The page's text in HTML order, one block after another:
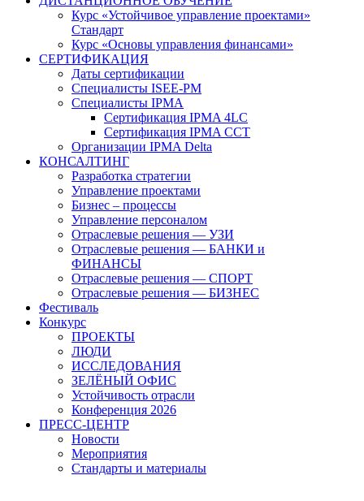
Курс «Устойчивое управление проектами»
Стандарт
Курс «Основы управления финансами»
СЕРТИФИКАЦИЯ
Даты сертификации
Специалисты ISEE-PM
Специалисты IPMA
Сертификация IPMA 4LC
Сертификация IPMA CCT
Организации IPMA Delta
КОНСАЛТИНГ
Разработка стратегии
Управление проектами
Бизнес – процессы
Управление персоналом
Отраслевые решения — УЗИ
Отраслевые решения — БАНКИ и
ФИНАНСЫ
Отраслевые решения — СПОРТ
Отраслевые решения — БИЗНЕС
Фестиваль
Конкурс
ПРОЕКТЫ
ЛЮДИ
ИССЛЕДОВАНИЯ
ЗЕЛЁНЫЙ ОФИС
Устойчивость отрасли
Конференция 2026
ПРЕСС-ЦЕНТР
Новости
Мероприятия
Стандарты и материалы